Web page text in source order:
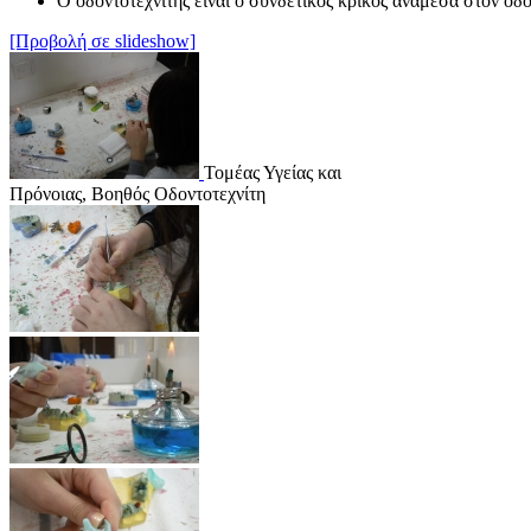
[Προβολή σε slideshow]
Τομέας Υγείας και
Πρόνοιας, Βοηθός Οδοντοτεχνίτη